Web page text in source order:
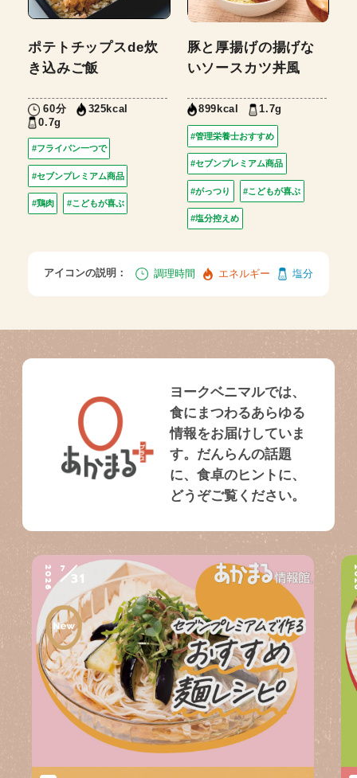
ポテトチップスde炊
き込みご飯
60分
325kcal
0.7g
#フライパン一つで
#セブンプレミアム商品
#鶏肉 #こどもが喜ぶ
豚と厚揚げの揚げな
いソースカツ丼風
899kcal 1.7g
#管理栄養士おすすめ
#セブンプレミアム商品
#がっつり #こどもが喜ぶ
#塩分控えめ
アイコンの説明： 調理時間 エネルギー 塩分
ヨークベニマルでは、
食にまつわるあらゆる
情報をお届けしていま
す。だんらんの話題
に、食卓のヒントに、
どうぞご覧ください。
2026 7
31